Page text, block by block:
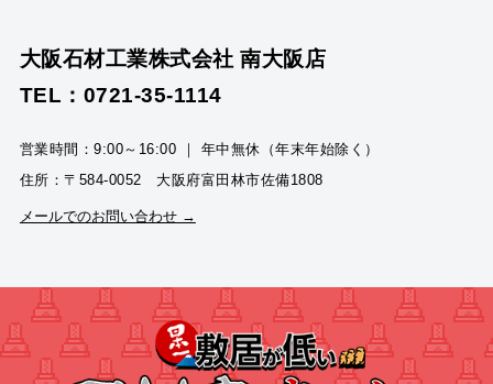
大阪石材工業株式会社 南大阪店
TEL：0721-35-1114
営業時間：9:00～16:00 ｜ 年中無休（年末年始除く）
住所：〒584-0052 大阪府富田林市佐備1808
メールでのお問い合わせ →